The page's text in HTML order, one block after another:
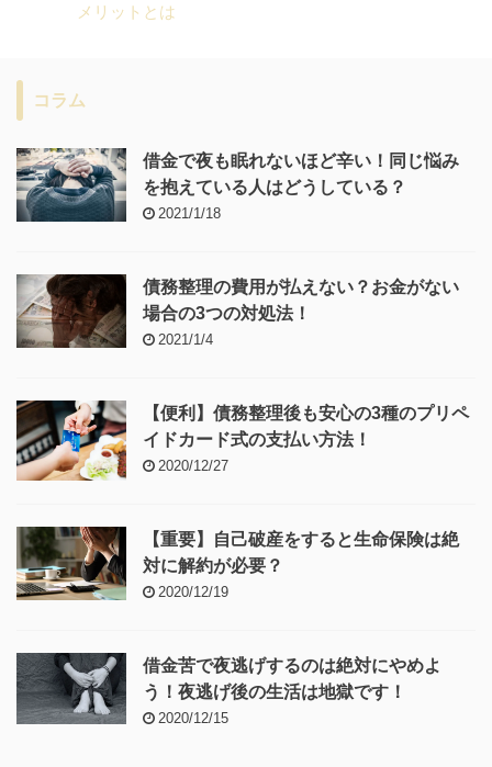
メリットとは
コラム
借金で夜も眠れないほど辛い！同じ悩み
を抱えている人はどうしている？
2021/1/18
債務整理の費用が払えない？お金がない
場合の3つの対処法！
2021/1/4
【便利】債務整理後も安心の3種のプリペ
イドカード式の支払い方法！
2020/12/27
【重要】自己破産をすると生命保険は絶
対に解約が必要？
2020/12/19
借金苦で夜逃げするのは絶対にやめよ
う！夜逃げ後の生活は地獄です！
2020/12/15